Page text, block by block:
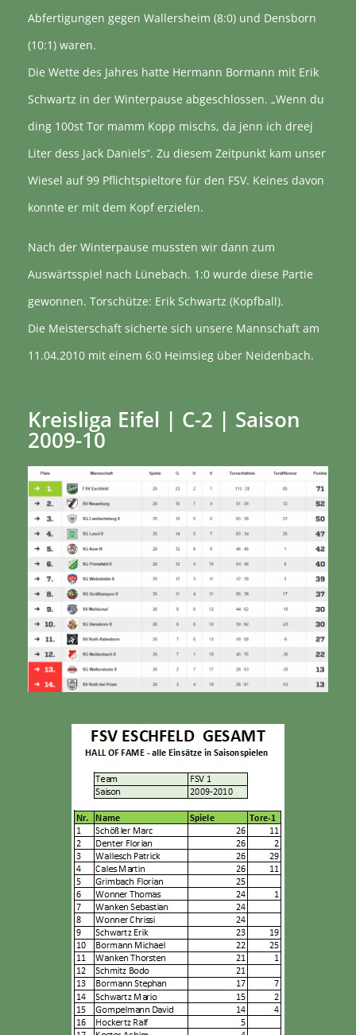
Abfertigungen gegen Wallersheim (8:0) und Densborn
(10:1) waren.
Die Wette des Jahres hatte Hermann Bormann mit Erik
Schwartz in der Winterpause abgeschlossen. „Wenn du
ding 100st Tor mamm Kopp mischs, da jenn ich dreej
Liter dess Jack Daniels“. Zu diesem Zeitpunkt kam unser
Wiesel auf 99 Pflichtspieltore für den FSV. Keines davon
konnte er mit dem Kopf erzielen.
Nach der Winterpause mussten wir dann zum
Auswärtsspiel nach Lünebach. 1:0 wurde diese Partie
gewonnen. Torschütze: Erik Schwartz (Kopfball).
Die Meisterschaft sicherte sich unsere Mannschaft am
11.04.2010 mit einem 6:0 Heimsieg über Neidenbach.
Kreisliga Eifel | C-2 | Saison
2009-10